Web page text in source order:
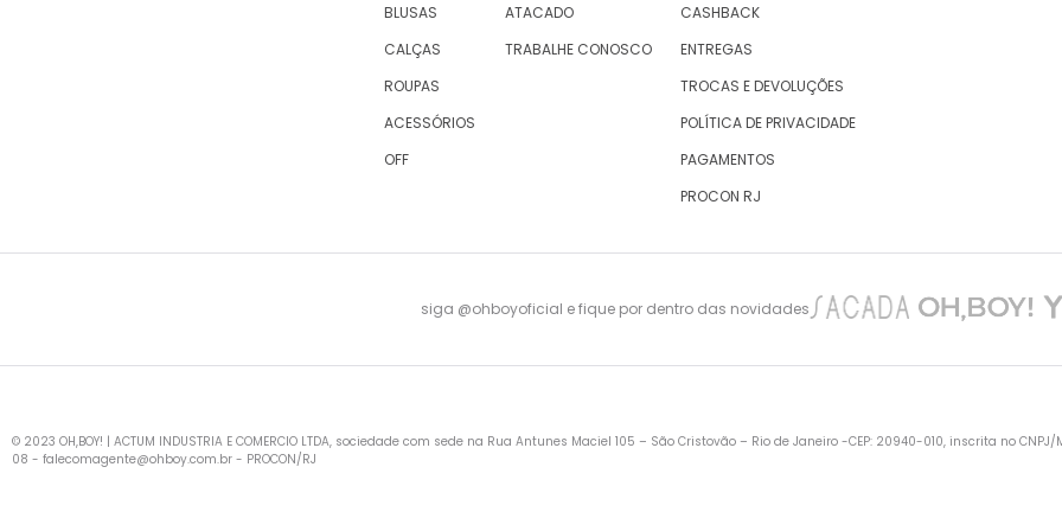
BLUSAS
CALÇAS
ROUPAS
ACESSÓRIOS
OFF
ATACADO
TRABALHE CONOSCO
CASHBACK
ENTREGAS
TROCAS E DEVOLUÇÕES
POLÍTICA DE PRIVACIDADE
PAGAMENTOS
PROCON RJ
siga @ohboyoficial e fique por dentro das novidades
© 2023 OH,BOY! | ACTUM INDUSTRIA E COMERCIO LTDA, sociedade com sede na Rua Antunes Maciel 105 – São Cristovão – Rio de Janeiro -CEP: 20940-010, inscrita no
08 - falecomagente@ohboy.com.br - PROCON/RJ